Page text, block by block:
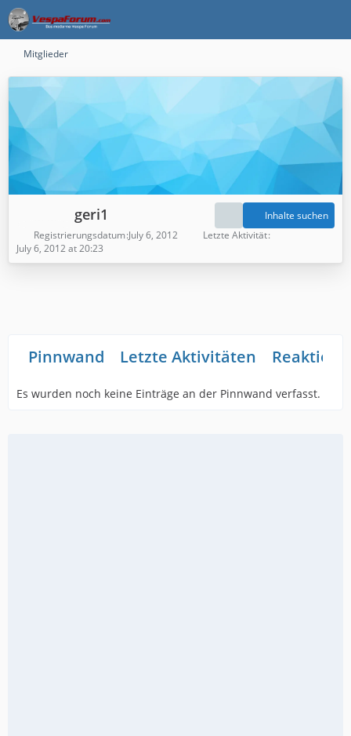
Mitglieder
geri1
Inhalte suchen
Registrierungsdatum July 6, 2012
Letzte Aktivität
July 6, 2012 at 20:23
Pinnwand Letzte Aktivitäten
Es wurden noch keine Einträge an der Pinnwand verfasst.